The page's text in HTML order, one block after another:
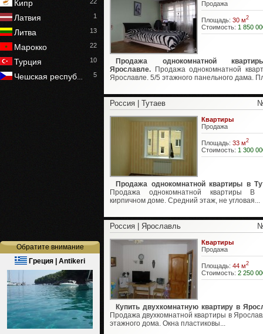
Кипр
Латвия 1
Литва 13
Марокко 22
Турция 10
Чешская респуб 5
Обратите внимание
Греция | Antikeri
Продажа
Площадь: 30 м2
Стоимость: 1 850
Продажа однокомнатной
Ярославле.
Продажа однокомнатной
Ярославле. 5/5 этажного панельного дама.
Россия | Тутаев
Квартиры
Продажа
Площадь: 33 м2
Стоимость: 1 300
Продажа однокомнатной квартиры в
Продажа однокомнатной квартиры В
кирпичном доме. Средний этаж, не угловая...
Россия | Ярославль
Квартиры
Продажа
Площадь: 44 м2
Стоимость: 2 250
Купить двухкомнатную квартиру в
Продажа двухкомнатной квартиры в
этажного дома. Окна пластиковы...